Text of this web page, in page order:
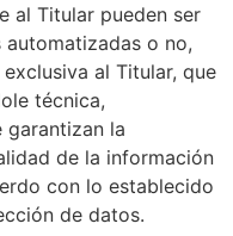
al Titular pueden ser
o no,
al Titular, que
técnica,
garantizan la
de la información
con lo establecido
de datos.